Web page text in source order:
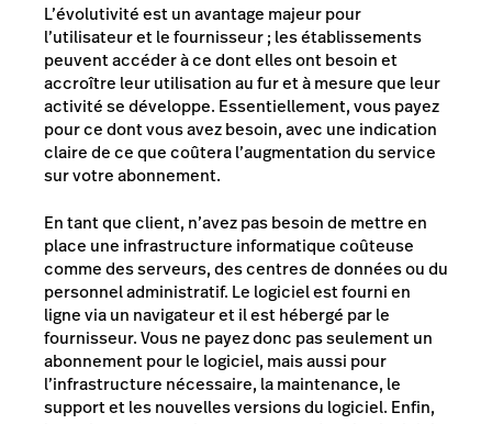
L’évolutivité est un avantage majeur pour
l’utilisateur et le fournisseur ; les établissements
peuvent accéder à ce dont elles ont besoin et
accroître leur utilisation au fur et à mesure que leur
activité se développe. Essentiellement, vous payez
pour ce dont vous avez besoin, avec une indication
claire de ce que coûtera l’augmentation du service
sur votre abonnement.
En tant que client, n’avez pas besoin de mettre en
place une infrastructure informatique coûteuse
comme des serveurs, des centres de données ou du
personnel administratif. Le logiciel est fourni en
ligne via un navigateur et il est hébergé par le
fournisseur. Vous ne payez donc pas seulement un
abonnement pour le logiciel, mais aussi pour
l’infrastructure nécessaire, la maintenance, le
support et les nouvelles versions du logiciel. Enfin,